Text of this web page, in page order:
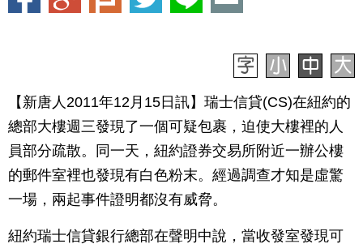
【新唐人2011年12月15日訊】瑞士信貸(CS)在紐約的
總部大樓週三發現了一個可疑包裹，迫使大樓裡的人
員部分疏散。同一天，紐約證券交易所附近一辦公樓
的郵件室裡也發現有白色粉末。經過調查才知是虛驚
一場，兩起事件證明都沒有威脅。
紐約瑞士信貸銀行總部在聲明中說，當收發室發現可